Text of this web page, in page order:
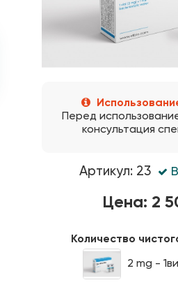
Перед
консультация
Артикул: 23
Цена: 2
Количество
2 mg -